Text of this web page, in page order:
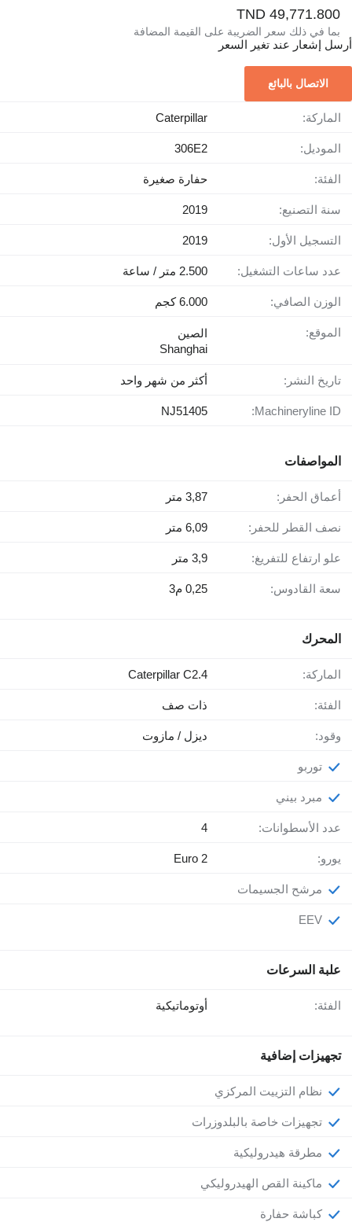
TND 49,771.800
بما في ذلك سعر الضريبة على القيمة المضافة
أرسل إشعار عند تغير السعر
الاتصال بالبائع
الماركة: Caterpillar
الموديل: 306E2
الفئة: حفارة صغيرة
سنة التصنيع: 2019
التسجيل الأول: 2019
عدد ساعات التشغيل: 2.500 متر / ساعة
الوزن الصافي: 6.000 كجم
الموقع:
الصين
Shanghai
تاريخ النشر: أكثر من شهر واحد
Machineryline ID:
NJ51405
المواصفات
أعماق الحفر: 3,87 متر
نصف القطر للحفر: 6,09 متر
علو ارتفاع للتفريغ: 3,9 متر
سعة القادوس: 0,25 م3
المحرك
الماركة: Caterpillar C2.4
الفئة: ذات صف
وقود: ديزل / مازوت
توربو
مبرد بيني
عدد الأسطوانات: 4
يورو: Euro 2
مرشح الجسيمات
EEV
علبة السرعات
الفئة: أوتوماتيكية
تجهيزات إضافية
نظام التزييت المركزي
تجهيزات خاصة بالبلدوزرات
مطرقة هيدروليكية
ماكينة القص الهيدروليكي
كباشة حفارة